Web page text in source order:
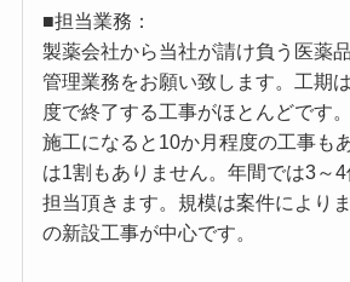
■担当業務：
製薬会社から当社が請け負う医薬
管理業務をお願い致します。工期
度で終了する工事がほとんどです
施工になると10か月程度の工事も
は1割もありません。年間では3～
担当頂きます。規模は案件により
の新設工事が中心です。